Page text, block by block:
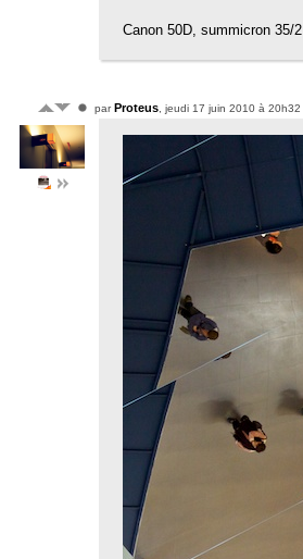
Canon 50D, summicron 35/2
parProteus , jeudi 17 juin 2010 à 20h32